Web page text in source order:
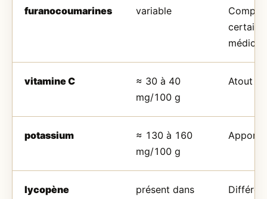
furanocoumarines variable
vitamine C
≈ 30 à 40
mg/100 g
Atout
potassium
≈ 130 à 160
mg/100 g
Apport
lycopène
présent dans